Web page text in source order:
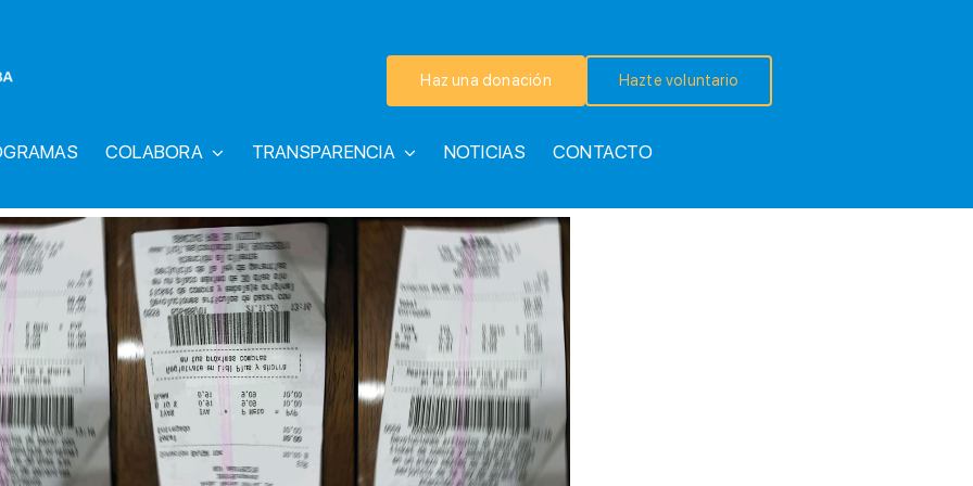
Haz una donación Hazte voluntario
COLABORA TRANSPARENCIA NOTICIAS CONTACTO